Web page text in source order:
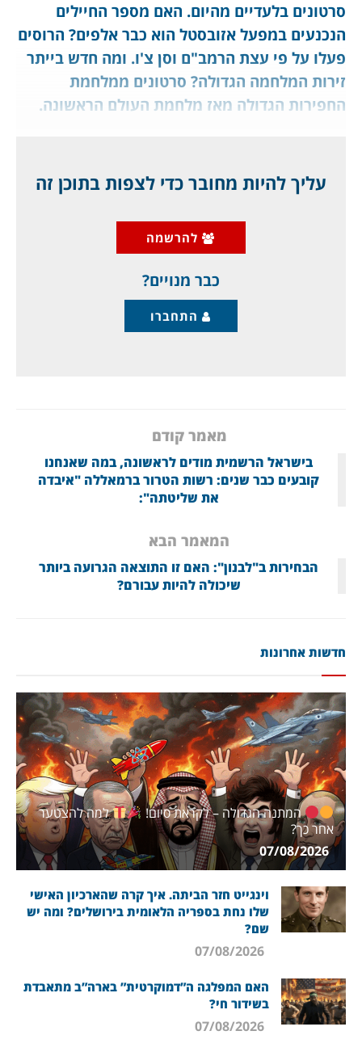
סרטונים בלעדיים מהיום. האם מספר החיילים
הנכנעים במפעל אזובסטל הוא כבר אלפים? הרוסים
פעלו על פי עצת הרמב"ם וסן צ'ו. ומה חדש בייתר
זירות המלחמה הגדולה? סרטונים ממלחמת
החפירות הגדולה מאז מלחמת העולם הראשונה.
הרוסים משתעשעים באכזריות באלפי החיילים
האוקראינים שהתבצרו במחילות הענק של מפעל
אזובסטל, כמו אריה המשתעשע עם הצייד שלו.
עליך להיות מחובר כדי לצפות בתוכן זה
להרשמה
כבר מנויים?
התחברו
מאמר קודם
בישראל הרשמית מודים לראשונה, במה שאנחנו
קובעים כבר שנים: רשות הטרור ברמאללה "איבדה
את שליטתה":
המאמר הבא
הבחירות ב"לבנון": האם זו התוצאה הגרועה ביותר
שיכולה להיות עבורם?
חדשות אחרונות
המתנה הגדולה – לקראת סיום!
למה להצטער
אחר כך?
07/08/2026
וינגייט חזר הביתה. איך קרה שהארכיון האישי
שלו נחת בספריה הלאומית בירושלים? ומה יש
שם?
האם המפלגה ה”דמוקרטית” בארה”ב מתאבדת
בשידור חי?